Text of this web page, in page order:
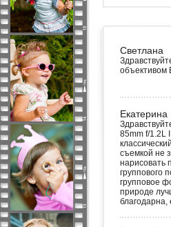
Светлана
объективом
Екатерина
85mm f/1.2L
съемкой не
нарисовать
группового
групповое
природе